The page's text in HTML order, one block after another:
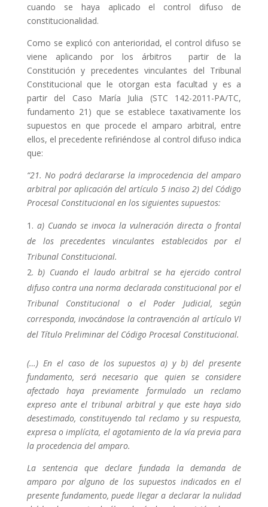
cuando se haya aplicado el control difuso de
constitucionalidad.
Como se explicó con anterioridad, el control difuso se
viene aplicando por los árbitros partir de la
Constitución y precedentes vinculantes del Tribunal
Constitucional que le otorgan esta facultad y es a
partir del Caso María Julia (STC 142-2011-PA/TC,
fundamento 21) que se establece taxativamente los
supuestos en que procede el amparo arbitral, entre
ellos, el precedente refiriéndose al control difuso indica
que:
“21. No podrá declararse la improcedencia del amparo
arbitral por aplicación del artículo 5 inciso 2) del Código
Procesal Constitucional en los siguientes supuestos:
a) Cuando se invoca la vulneración directa o frontal
de los precedentes vinculantes establecidos por el
Tribunal Constitucional.
b) Cuando el laudo arbitral se ha ejercido control
difuso contra una norma declarada constitucional por el
Tribunal Constitucional o el Poder Judicial, según
corresponda, invocándose la contravención al artículo VI
del Título Preliminar del Código Procesal Constitucional.
(…) En el caso de los supuestos a) y b) del presente
fundamento, será necesario que quien se considere
afectado haya previamente formulado un reclamo
expreso ante el tribunal arbitral y que este haya sido
desestimado, constituyendo tal reclamo y su respuesta,
expresa o implícita, el agotamiento de la vía previa para
la procedencia del amparo.
La sentencia que declare fundada la demanda de
amparo por alguno de los supuestos indicados en el
presente fundamento, puede llegar a declarar la nulidad